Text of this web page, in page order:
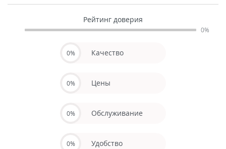
Рейтинг доверия
0%
0% Качество
0% Цены
0% Обслуживание
0% Удобство